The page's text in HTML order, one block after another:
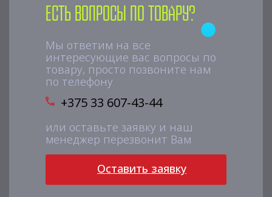
Есть вопросы по товару?
Мы ответим на все
интересующие вас вопросы по
товару, просто позвоните нам
по телефону
+375 33 607-43-44
или оставьте заявку и наш
менеджер перезвонит Вам
Оставить заявку